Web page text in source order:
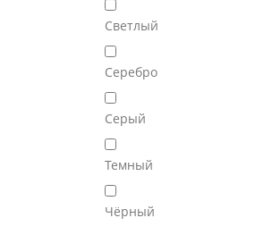
Светлый
Серебро
Серый
Темный
Чёрный